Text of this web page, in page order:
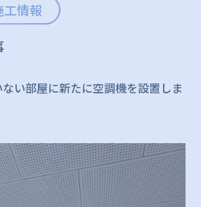
工情報
い部屋に新たに空調機を設置しま